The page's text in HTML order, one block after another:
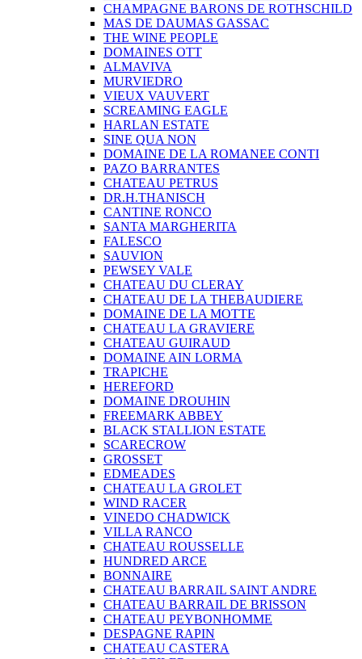
CHAMPAGNE BARONS DE ROTHSCHILD
MAS DE DAUMAS GASSAC
THE WINE PEOPLE
DOMAINES OTT
ALMAVIVA
MURVIEDRO
VIEUX VAUVERT
SCREAMING EAGLE
HARLAN ESTATE
SINE QUA NON
DOMAINE DE LA ROMANEE CONTI
PAZO BARRANTES
CHATEAU PETRUS
DR.H.THANISCH
CANTINE RONCO
SANTA MARGHERITA
FALESCO
SAUVION
PEWSEY VALE
CHATEAU DU CLERAY
CHATEAU DE LA THEBAUDIERE
DOMAINE DE LA MOTTE
CHATEAU LA GRAVIERE
CHATEAU GUIRAUD
DOMAINE AIN LORMA
TRAPICHE
HEREFORD
DOMAINE DROUHIN
FREEMARK ABBEY
BLACK STALLION ESTATE
SCARECROW
GROSSET
EDMEADES
CHATEAU LA GROLET
WIND RACER
VINEDO CHADWICK
VILLA RANCO
CHATEAU ROUSSELLE
HUNDRED ARCE
BONNAIRE
CHATEAU BARRAIL SAINT ANDRE
CHATEAU BARRAIL DE BRISSON
CHATEAU PEYBONHOMME
DESPAGNE RAPIN
CHATEAU CASTERA